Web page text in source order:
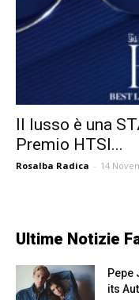
Il lusso è una
Premio HTSI...
Rosalba Radica - 14
Ultime Notizie
Pepe
its